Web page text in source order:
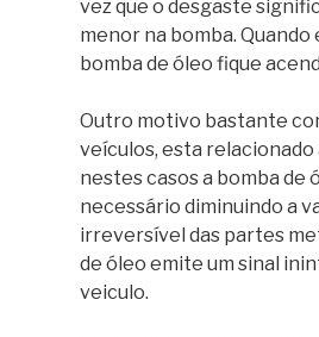
vez que o desgaste
menor na bomba.
bomba de óleo fique
Outro motivo bastante
veículos, esta
nestes casos a bomba de
necessário diminuindo a
irreversível das partes
de óleo emite um sinal
veiculo.